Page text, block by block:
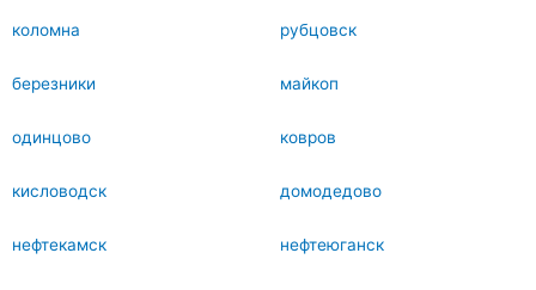
коломна рубцовск
березники майкоп
одинцово ковров
кисловодск домодедово
нефтекамск нефтеюганск